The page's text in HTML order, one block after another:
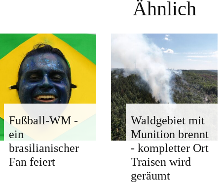
Ähnlich
Fußball-WM -
ein
brasilianischer
Fan feiert
Waldgebiet mit
Munition brennt
- kompletter Ort
Traisen wird
geräumt